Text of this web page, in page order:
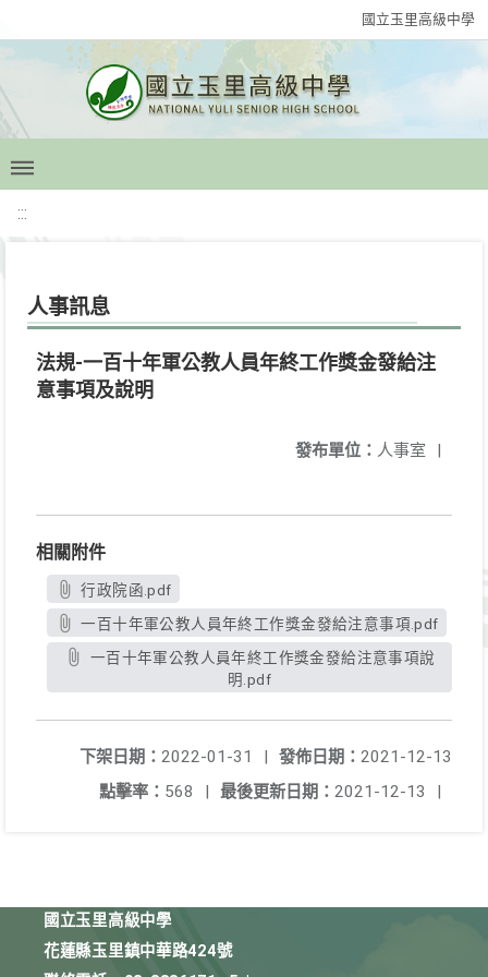
國立玉里高級中學
:::
人事訊息
法規-一百十年軍公教人員年終工作獎金發給注
意事項及說明
發布單位： 人事室 |
相關附件
行政院函.pdf
一百十年軍公教人員年終工作獎金發給注意事項.pdf
明.pdf
發佈日期： 2021-12-13
下架日期： 2022-01-31
|
最後更新日期： 2021-12-13 |
點擊率： 568 |
國立玉里高級中學
花蓮縣玉里鎮中華路424號